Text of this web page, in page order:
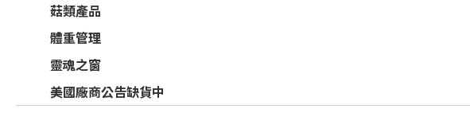
菇類產品
體重管理
靈魂之窗
美國廠商公告缺貨中